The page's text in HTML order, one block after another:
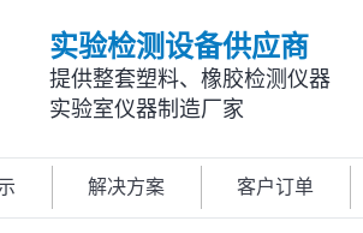
实验检测设备供应商
提供整套塑料、橡胶检测仪器
实验室仪器制造厂家
解决方案 客户订单